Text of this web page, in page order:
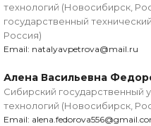
технологий (Новосибирск,
государственный
Россия)
Email: natalyavpetrova@mail.ru
Алена Васильевна
Сибирский государственный
технологий (Новосибирск,
Email: